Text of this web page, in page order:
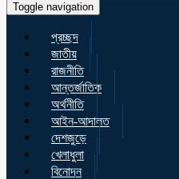
Toggle navigation
প্রচ্ছদ
জাতীয়
রাজনীতি
আন্তর্জাতিক
অর্থনীতি
আইন-আদালত
দেশজুড়ে
খেলাধুলা
বিনোদন